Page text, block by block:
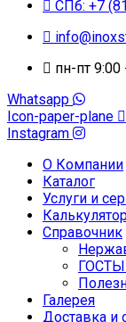
СПб: +7
пн-пт 9:00
Whatsapp
Icon-paper-plane
Instagram
О Компании
Каталог
Услуги и
Справочник
ГОСТЫ
Галерея
Доставка и